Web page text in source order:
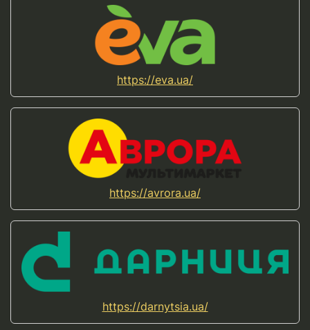
https://eva.ua/
https://avrora.ua/
https://darnytsia.ua/